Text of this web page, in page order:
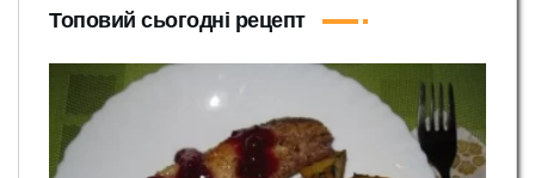
Топовий сьогодні рецепт